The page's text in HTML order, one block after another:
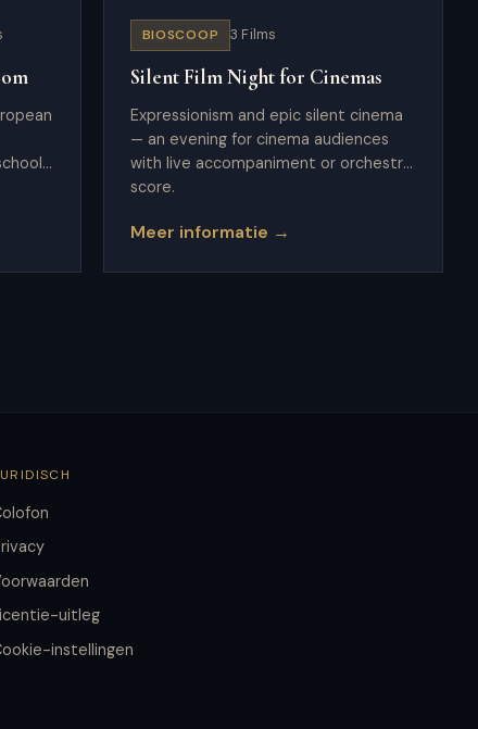
BIOSCOOP 3 Films
Silent Film Night for Cinemas
Expressionism and epic silent cinema
— an evening for cinema audiences
with live accompaniment or orchestral
score.
Meer informatie →
uitleg
instellingen